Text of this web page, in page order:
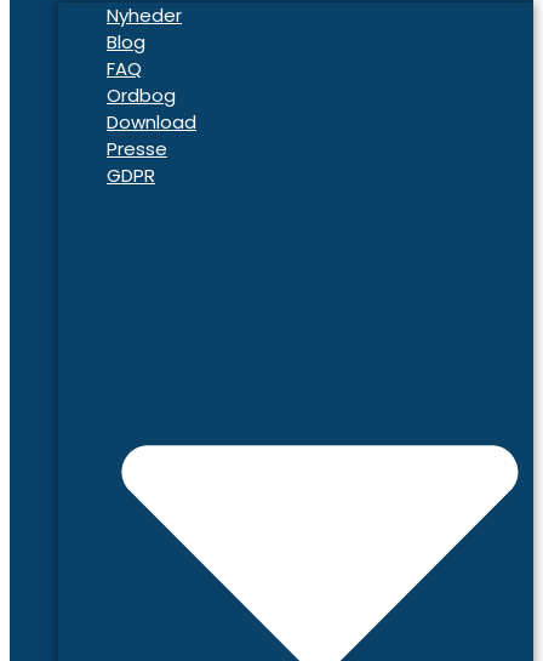
Nyheder
Blog
FAQ
Ordbog
Download
Presse
GDPR